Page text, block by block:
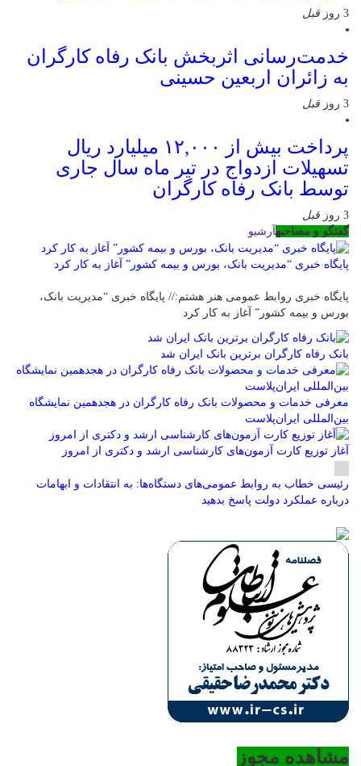
3 روز قبل
خدمت‌رسانی اثربخش بانک رفاه کارگران
به زائران اربعین حسینی
3 روز قبل
پرداخت بیش از ۱۲,۰۰۰ میلیارد ریال
تسهیلات ازدواج در تیر ماه سال جاری
توسط بانک رفاه کارگران
3 روز
قبل
گفتگو و مصاحبهآرشیو
پایگاه خبری “مدیریت بانک، بورس و بیمه کشور” آغاز به کار کرد
پایگاه خبری روابط عمومی هنر هشتم:// پایگاه خبری “مدیریت بانک،
بورس و بیمه کشور” آغاز به کار کرد
بانک رفاه کارگران برترین بانک ایران شد
معرفی خدمات و محصولات بانک رفاه کارگران در هجدهمین نمایشگاه
بین‌المللی ایران‌پلاست
آغاز توزیع کارت آزمون‌های کارشناسی ارشد و دکتری از امروز
رئیسی خطاب به روابط عمومی‌های دستگاه‌ها: به انتقادات و ابهامات
درباره عملکرد دولت پاسخ بدهید
مشاهده مجوز